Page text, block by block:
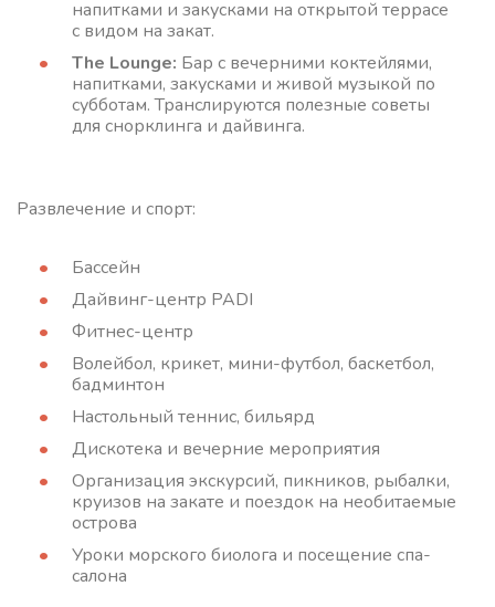
напитками и закусками на открытой террасе
с видом на закат.
The Lounge: Бар с вечерними коктейлями,
напитками, закусками и живой музыкой по
субботам. Транслируются полезные советы
для снорклинга и дайвинга.
Развлечение и спорт:
Бассейн
Дайвинг-центр PADI
Фитнес-центр
Волейбол, крикет, мини-футбол, баскетбол,
бадминтон
Настольный теннис, бильярд
Дискотека и вечерние мероприятия
Организация экскурсий, пикников, рыбалки,
круизов на закате и поездок на необитаемые
острова
Уроки морского биолога и посещение спа-
салона